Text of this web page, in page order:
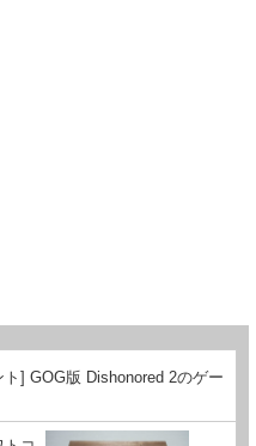
ト] GOG版 Dishonored 2のゲー